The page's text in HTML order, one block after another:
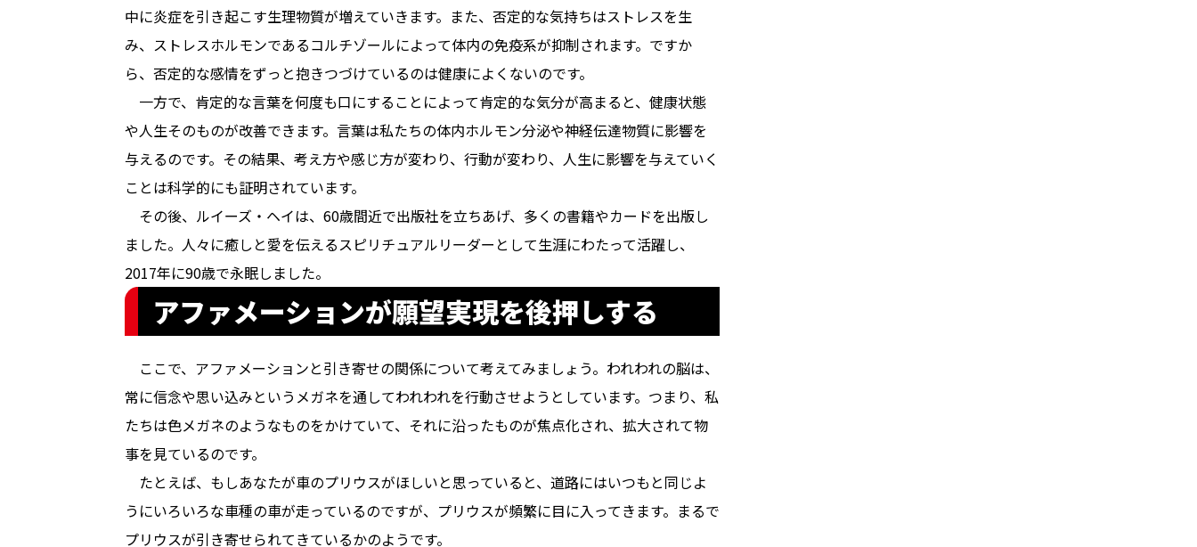
中に炎症を引き起こす生理物質が増えていきます。また、否定的な気持ちはストレスを生
み、ストレスホルモンであるコルチゾールによって体内の免疫系が抑制されます。ですか
ら、否定的な感情をずっと抱きつづけているのは健康によくないのです。
一方で、肯定的な言葉を何度も口にすることによって肯定的な気分が高まると、健康状態
や人生そのものが改善できます。言葉は私たちの体内ホルモン分泌や神経伝達物質に影響を
与えるのです。その結果、考え方や感じ方が変わり、行動が変わり、人生に影響を与えていく
ことは科学的にも証明されています。
その後、ルイーズ・ヘイは、60歳間近で出版社を立ちあげ、多くの書籍やカードを出版し
ました。人々に癒しと愛を伝えるスピリチュアルリーダーとして生涯にわたって活躍し、
2017年に90歳で永眠しました。
アファメーションが願望実現を後押しする
ここで、アファメーションと引き寄せの関係について考えてみましょう。われわれの脳は、
常に信念や思い込みというメガネを通してわれわれを行動させようとしています。つまり、私
たちは色メガネのようなものをかけていて、それに沿ったものが焦点化され、拡大されて物
事を見ているのです。
たとえば、もしあなたが車のプリウスがほしいと思っていると、道路にはいつもと同じよ
うにいろいろな車種の車が走っているのですが、プリウスが頻繁に目に入ってきます。まるで
プリウスが引き寄せられてきているかのようです。